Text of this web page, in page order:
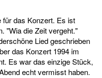
für das Konzert. Es ist
"Wia die Zeit vergeht."
Lied geschrieben
das Konzert 1994 im
Es war das einzige Stück,
echt vermisst haben.